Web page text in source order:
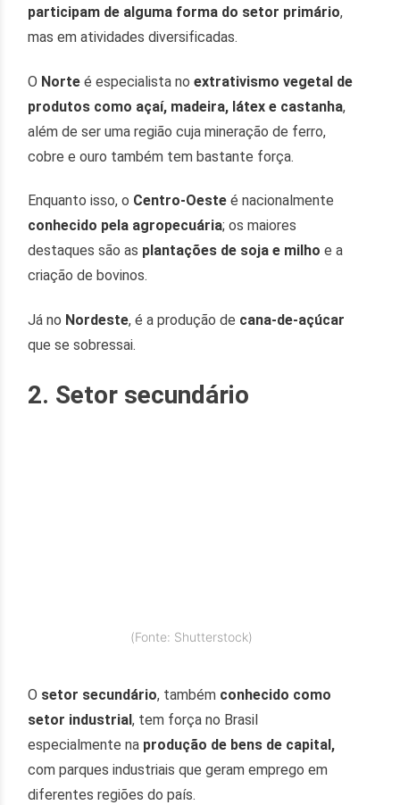
participam de alguma forma do setor primário,
mas em atividades diversificadas.
O Norte é especialista noextrativismo vegetal de
produtos como açaí, madeira, látex e castanha,
além de ser uma região cuja mineração de ferro,
cobre e ouro também tem bastante força.
Enquanto isso, o Centro-Oeste é nacionalmente
conhecido pela agropecuária; os maiores
destaques são as plantações de soja e milho e a
criação de bovinos.
Já no Nordeste, é a produção de cana-de-açúcar
que se sobressai.
2. Setor secundário
(Fonte: Shutterstock)
O setor secundário, também conhecido como
setor industrial, tem força no Brasil
especialmente na produção de bens de capital,
com parques industriais que geram emprego em
diferentes regiões do país.